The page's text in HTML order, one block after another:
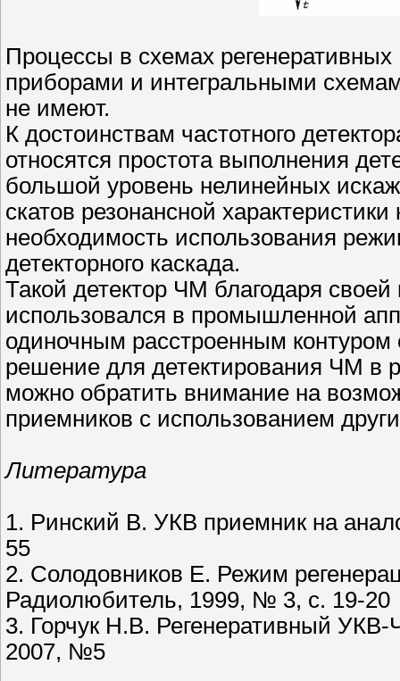
Процессы в схемах
приборами и интегральными
не имеют.
К достоинствам частотного
относятся простота выполнения
большой уровень нелинейных
скатов резонансной
необходимость использования
детекторного каскада.
Такой детектор ЧМ благодаря
использовался в промышленной
одиночным расстроенным контуром
решение для детектирования ЧМ в
можно обратить внимание на
приемников с использованием
Литература
1. Ринский В. УКВ приемник на
55
2. Солодовников Е. Режим
Радиолюбитель, 1999, № 3, с. 19-20
3. Горчук Н.В. Регенеративный
2007, №5